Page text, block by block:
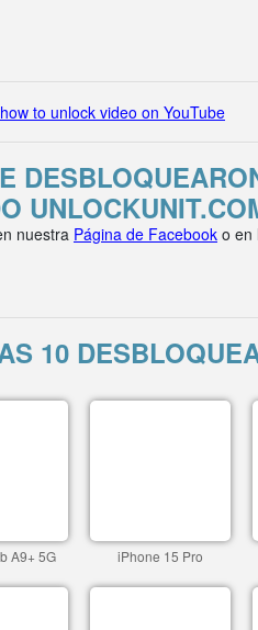
to unlock video on YouTube
nuestra Página de Facebook o en
10
A9+ 5G iPhone 15 Pro